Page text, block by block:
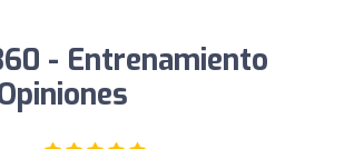
- Entrenamiento